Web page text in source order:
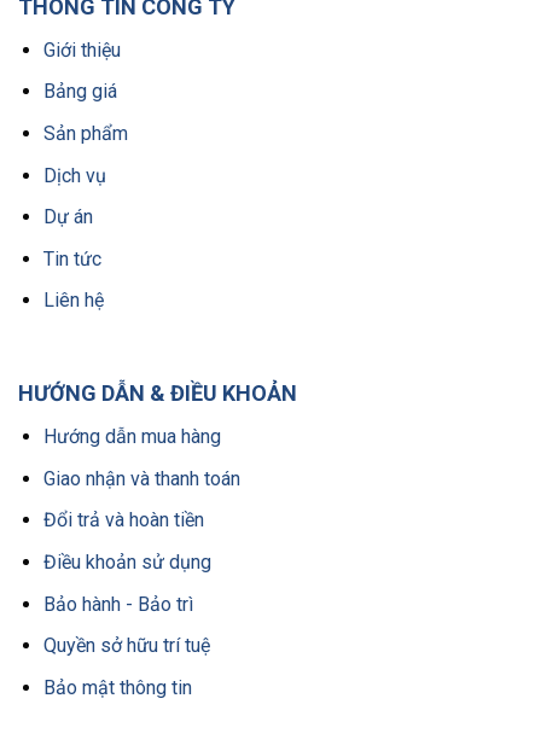
THÔNG TIN CÔNG TY
Giới thiệu
Bảng giá
Sản phẩm
Dịch vụ
Dự án
Tin tức
Liên hệ
HƯỚNG DẪN & ĐIỀU KHOẢN
Hướng dẫn mua hàng
Giao nhận và thanh toán
Đổi trả và hoàn tiền
Điều khoản sử dụng
Bảo hành - Bảo trì
Quyền sở hữu trí tuệ
Bảo mật thông tin